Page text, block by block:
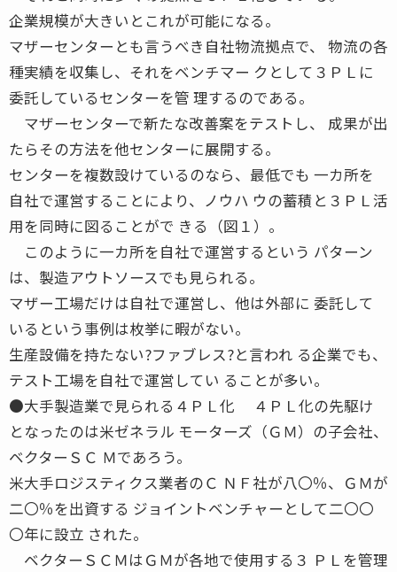
企業規模が大きいとこれが可能になる。
マザーセンターとも言うべき自社物流拠点で、 物流の各
種実績を収集し、それをベンチマー クとして３ＰＬに
委託しているセンターを管 理するのである。
マザーセンターで新たな改善案をテストし、 成果が出
たらその方法を他センターに展開する。
センターを複数設けているのなら、最低でも 一カ所を
自社で運営することにより、ノウハ ウの蓄積と３ＰＬ活
用を同時に図ることがで きる（図１）。
このように一カ所を自社で運営するという パターン
は、製造アウトソースでも見られる。
マザー工場だけは自社で運営し、他は外部に 委託して
いるという事例は枚挙に暇がない。
生産設備を持たない?ファブレス?と言われ る企業でも、
テスト工場を自社で運営してい ることが多い。
●大手製造業で見られる４ＰＬ化 ４ＰＬ化の先駆け
となったのは米ゼネラル モーターズ（ＧＭ）の子会社、
ベクターＳＣ Ｍであろう。
米大手ロジスティクス業者のＣ ＮＦ社が八〇％、ＧＭが
二〇％を出資する ジョイントベンチャーとして二〇〇
〇年に設立 された。
ベクターＳＣＭはＧＭが各地で使用する３ ＰＬを管理